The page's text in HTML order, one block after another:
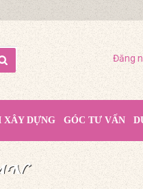
Đăng
XÂY DỰNG GÓC TƯ VẤN